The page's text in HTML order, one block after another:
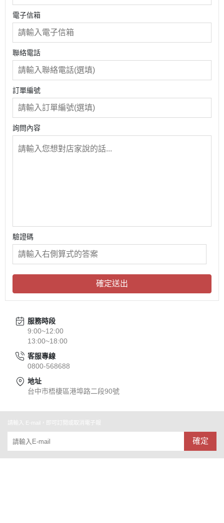
電子信箱
聯絡電話
訂單編號
詢問內容
驗證碼
確定送出
服務時段
9:00~12:00
13:00~18:00
客服專線
0800-568688
地址
台中市梧棲區港埠路二段90號
請輸入 E-mail，即可訂閱或取消電子報
確定